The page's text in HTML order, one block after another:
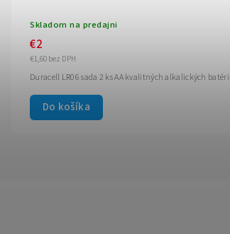
Skladom na predajni
€1,60 bez DPH
€2
Do košíka
Duracell LR06 sada 2 ks AA kvalitných alkalických